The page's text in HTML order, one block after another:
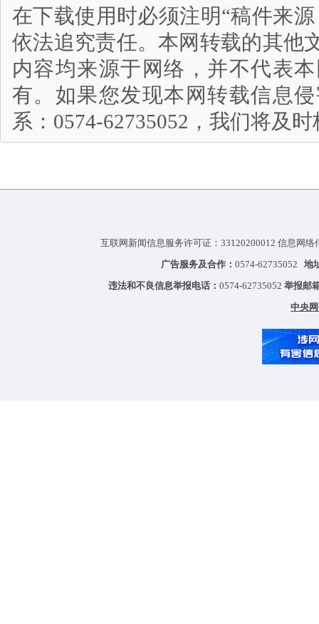
在下载使用时必须注明“稿件来
依法追究责任。本网转载的其他
内容均来源于网络，并不代表
有。如果您发现本网转载信息
系：0574-62735052，我们将及
互联网新闻信息服务许可证：33120200012 信息网
广告服务及合作： 0574-62735052 地
违法和不良信息举报电话： 0574-62735052 举报邮
中央